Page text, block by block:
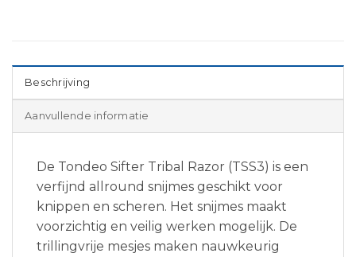
Beschrijving
Aanvullende informatie
De Tondeo Sifter Tribal Razor (TSS3) is een
verfijnd allround snijmes geschikt voor
knippen en scheren. Het snijmes maakt
voorzichtig en veilig werken mogelijk. De
trillingvrije mesjes maken nauwkeurig